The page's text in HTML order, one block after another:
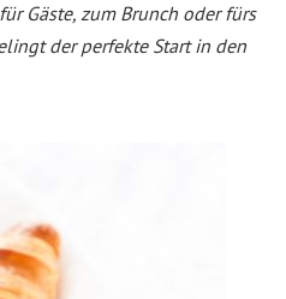
Gäste, zum Brunch oder fürs
der perfekte Start in den